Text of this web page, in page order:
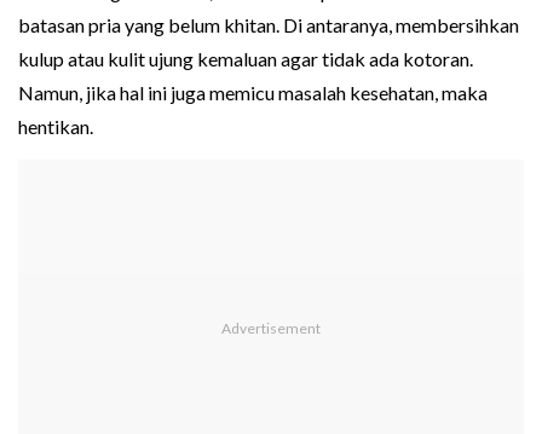
batasan pria yang belum khitan. Di antaranya, membersihkan
kulup atau kulit ujung kemaluan agar tidak ada kotoran.
Namun, jika hal ini juga memicu masalah kesehatan, maka
hentikan.